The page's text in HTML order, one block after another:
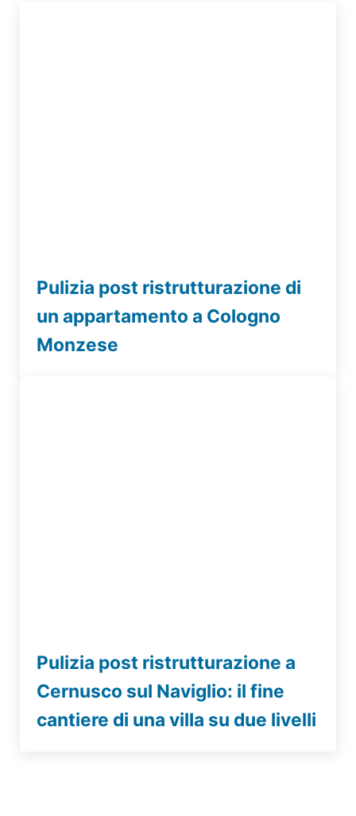
Pulizia post ristrutturazione di
un appartamento a Cologno
Monzese
Pulizia post ristrutturazione a
Cernusco sul Naviglio: il fine
cantiere di una villa su due livelli